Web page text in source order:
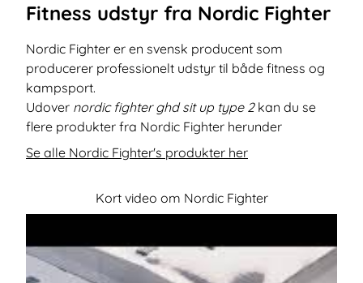
Fitness udstyr fra Nordic Fighter
Nordic Fighter er en svensk producent som
producerer professionelt udstyr til både fitness og
kampsport.
Udover nordic fighter ghd sit up type 2kan du se
flere produkter fra Nordic Fighter herunder
Se alle Nordic Fighter's produkter her
Kort video om Nordic Fighter